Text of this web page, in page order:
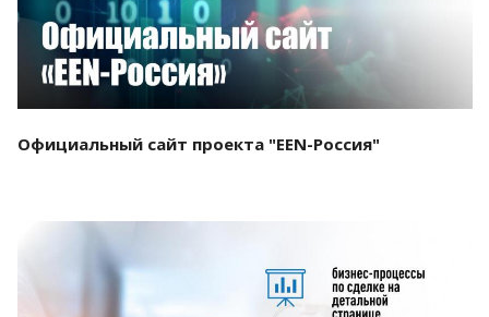
Официальный сайт проекта "EEN-Россия"